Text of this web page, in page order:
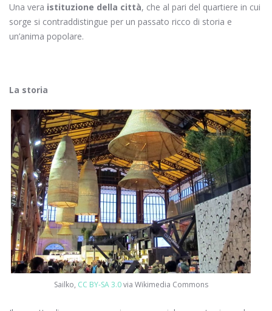
Una vera istituzione della città, che al pari del quartiere in cui
sorge si contraddistingue per un passato ricco di storia e
un’anima popolare.
La storia
Sailko, CC BY-SA 3.0via Wikimedia Commons